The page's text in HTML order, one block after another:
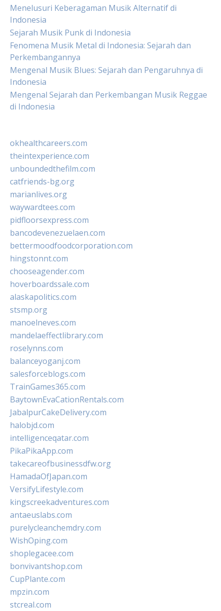
Menelusuri Keberagaman Musik Alternatif di
Indonesia
Sejarah Musik Punk di Indonesia
Fenomena Musik Metal di Indonesia: Sejarah dan
Perkembangannya
Mengenal Musik Blues: Sejarah dan Pengaruhnya di
Indonesia
Mengenal Sejarah dan Perkembangan Musik Reggae
di Indonesia
okhealthcareers.com
theintexperience.com
unboundedthefilm.com
catfriends-bg.org
marianlives.org
waywardtees.com
pidfloorsexpress.com
bancodevenezuelaen.com
bettermoodfoodcorporation.com
hingstonnt.com
chooseagender.com
hoverboardssale.com
alaskapolitics.com
stsmp.org
manoelneves.com
mandelaeffectlibrary.com
roselynns.com
balanceyoganj.com
salesforceblogs.com
TrainGames365.com
BaytownEvaCationRentals.com
JabalpurCakeDelivery.com
halobjd.com
intelligenceqatar.com
PikaPikaApp.com
takecareofbusinessdfw.org
HamadaOfJapan.com
VersifyLifestyle.com
kingscreekadventures.com
antaeuslabs.com
purelycleanchemdry.com
WishOping.com
shoplegacee.com
bonvivantshop.com
CupPlante.com
mpzin.com
stcreal.com